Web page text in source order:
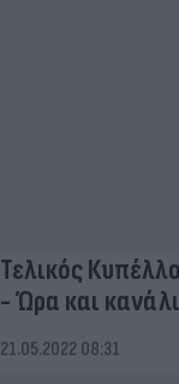
Τελικός
- Ώρα και
21.05.2022 08:31